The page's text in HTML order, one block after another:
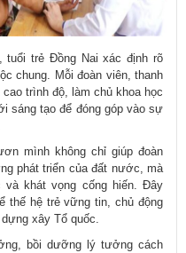
trẻ Đồng Nai xác định rõ
chung. Mỗi đoàn viên, thanh
trình độ, làm chủ khoa học
sáng tạo để đóng góp vào sự
mình không chỉ giúp đoàn
phát triển của đất nước, mà
khát vọng cống hiến. Đây
thế hệ trẻ vững tin, chủ động
xây Tổ quốc.
bồi dưỡng lý tưởng cách